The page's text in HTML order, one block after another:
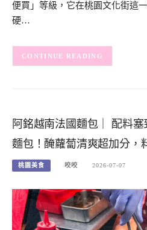
便買」等級，它在桃園文化街這
硬…
CONTINUE READING
阿銘越南法國麵包｜ 配料
麵包！醃蘿蔔清爽超加分，
桃園美食 咬咬 2026-07-07